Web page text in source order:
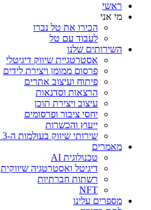
ראשי
מי אני
הכירו את טל נברו
לעבוד עם טל
השירותים שלנו
אסטרטגיית שיווק דיגיטלי
פרסום ממומן ויצירת לידים
פיתוח ועיצוב אתרים
הרצאות וסדנאות
עיצוב ויצירת תוכן
יחסי ציבור ופרסומים
ייעוץ והכשרות
שירותי שיווק בעולמות ה-WEB 3 וה-NFT
מאמרים
טכנולוגית AI
דיגיטל ואסטרטגיה שיווקית
רשתות חברתיות
NFT
מספרים עלינו